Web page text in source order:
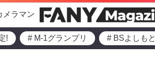
メラマン
! # M-1グランプリ # BSよしもと